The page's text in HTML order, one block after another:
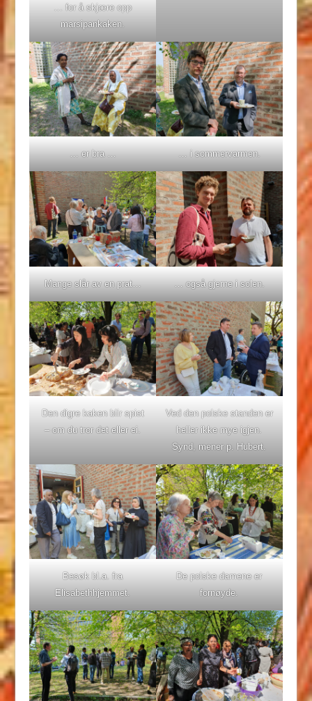
… for å skjære opp
marsipankaken.
… er bra … … i sommervarmen.
Mange slår av en prat… … også gjerne i solen.
Den digre kaken blir spist
– om du tror det eller ei.
Ved den polske standen er
heller ikke mye igjen.
Synd, mener p. Hubert.
Besøk bl.a. fra
Elisabethhjemmet.
De polske damene er
fornøyde.